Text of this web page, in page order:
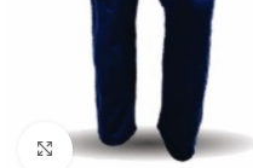
Clique para ampliar